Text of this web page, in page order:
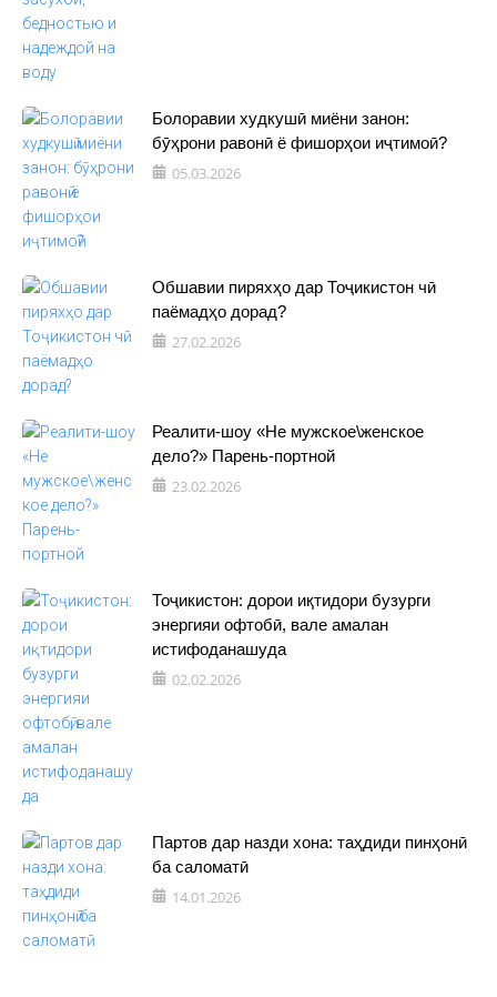
Болоравии худкушӣ миёни занон:
бӯҳрони равонӣ ё фишорҳои иҷтимоӣ?
05.03.2026
Обшавии пиряхҳо дар Тоҷикистон чӣ
паёмадҳо дорад?
27.02.2026
Реалити-шоу «Не мужское\женское
дело?» Парень-портной
23.02.2026
Тоҷикистон: дорои иқтидори бузурги
энергияи офтобӣ, вале амалан
истифоданашуда
02.02.2026
Партов дар назди хона: таҳдиди пинҳонӣ
ба саломатӣ
14.01.2026